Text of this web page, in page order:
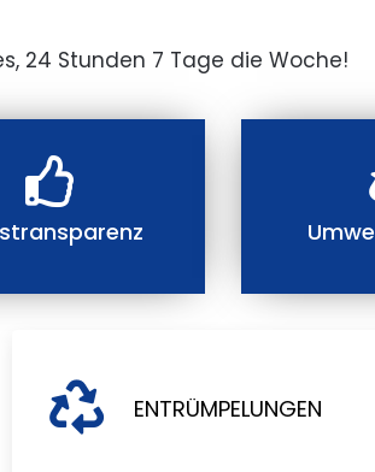
24 Stunden 7 Tage die Woche!
ENTRÜMPELUNGEN